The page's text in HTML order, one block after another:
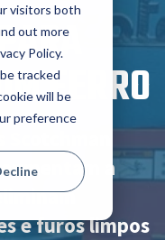
visitors both
out more
Policy.
tracked
will be
preferenceFERRO
a
e furos limpos